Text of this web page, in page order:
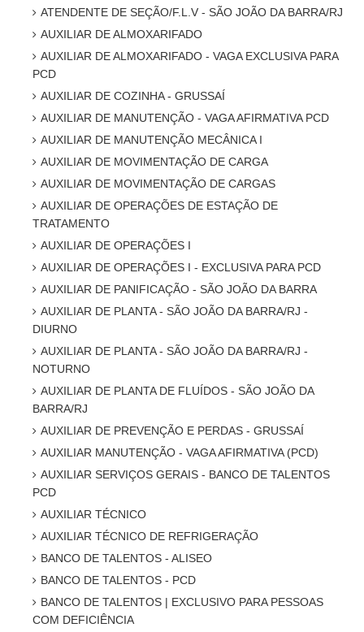
ATENDENTE DE SEÇÃO/F.L.V - SÃO JOÃO DA BARRA/RJ
AUXILIAR DE ALMOXARIFADO
AUXILIAR DE ALMOXARIFADO - VAGA EXCLUSIVA PARA
PCD
AUXILIAR DE COZINHA - GRUSSAÍ
AUXILIAR DE MANUTENÇÃO - VAGA AFIRMATIVA PCD
AUXILIAR DE MANUTENÇÃO MECÂNICA I
AUXILIAR DE MOVIMENTAÇÃO DE CARGA
AUXILIAR DE MOVIMENTAÇÃO DE CARGAS
AUXILIAR DE OPERAÇÕES DE ESTAÇÃO DE
TRATAMENTO
AUXILIAR DE OPERAÇÕES I
AUXILIAR DE OPERAÇÕES I - EXCLUSIVA PARA PCD
AUXILIAR DE PANIFICAÇÃO - SÃO JOÃO DA BARRA
AUXILIAR DE PLANTA - SÃO JOÃO DA BARRA/RJ -
DIURNO
AUXILIAR DE PLANTA - SÃO JOÃO DA BARRA/RJ -
NOTURNO
AUXILIAR DE PLANTA DE FLUÍDOS - SÃO JOÃO DA
BARRA/RJ
AUXILIAR DE PREVENÇÃO E PERDAS - GRUSSAÍ
AUXILIAR MANUTENÇÃO - VAGA AFIRMATIVA (PCD)
AUXILIAR SERVIÇOS GERAIS - BANCO DE TALENTOS
PCD
AUXILIAR TÉCNICO
AUXILIAR TÉCNICO DE REFRIGERAÇÃO
BANCO DE TALENTOS - ALISEO
BANCO DE TALENTOS - PCD
BANCO DE TALENTOS | EXCLUSIVO PARA PESSOAS
COM DEFICIÊNCIA